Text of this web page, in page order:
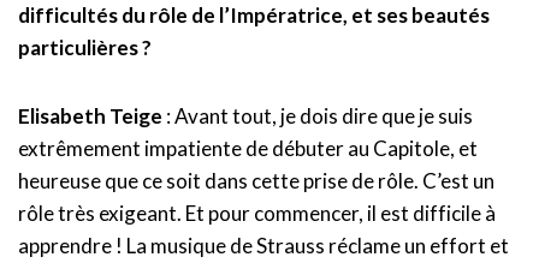
difficultés du rôle de l’Impératrice, et ses beautés
particulières ?
Elisabeth Teige : Avant tout, je dois dire que je suis
extrêmement impatiente de débuter au Capitole, et
heureuse que ce soit dans cette prise de rôle. C’est un
rôle très exigeant. Et pour commencer, il est difficile à
apprendre ! La musique de Strauss réclame un effort et